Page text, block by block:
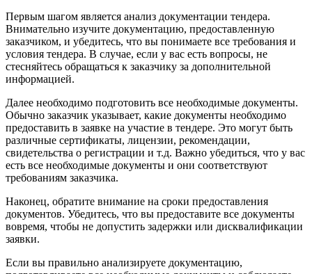
Первым шагом является анализ документации тендера.
Внимательно изучите документацию, предоставленную
заказчиком, и убедитесь, что вы понимаете все требования и
условия тендера. В случае, если у вас есть вопросы, не
стесняйтесь обращаться к заказчику за дополнительной
информацией.
Далее необходимо подготовить все необходимые документы.
Обычно заказчик указывает, какие документы необходимо
предоставить в заявке на участие в тендере. Это могут быть
различные сертификаты, лицензии, рекомендации,
свидетельства о регистрации и т.д. Важно убедиться, что у вас
есть все необходимые документы и они соответствуют
требованиям заказчика.
Наконец, обратите внимание на сроки предоставления
документов. Убедитесь, что вы предоставите все документы
вовремя, чтобы не допустить задержки или дисквалификации
заявки.
Если вы правильно анализируете документацию,